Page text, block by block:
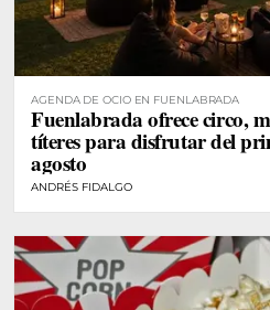
AGENDA DE OCIO EN FUENLABRADA
Fuenlabrada ofrece circo,
títeres para disfrutar del
agosto
ANDRÉS FIDALGO